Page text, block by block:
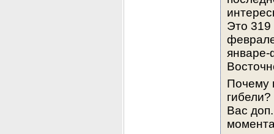
Это 319
январе-
Почему
Вас